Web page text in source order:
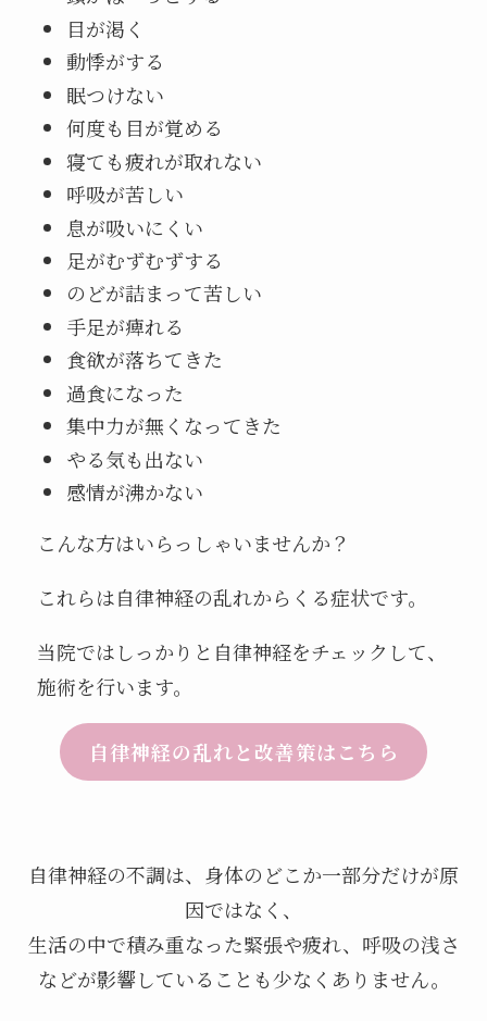
目が渇く
動悸がする
眠つけない
何度も目が覚める
寝ても疲れが取れない
呼吸が苦しい
息が吸いにくい
足がむずむずする
のどが詰まって苦しい
手足が痺れる
食欲が落ちてきた
過食になった
集中力が無くなってきた
やる気も出ない
感情が沸かない
こんな方はいらっしゃいませんか？
これらは自律神経の乱れからくる症状です。
当院ではしっかりと自律神経をチェックして、
施術を行います。
自律神経の乱れと改善策はこちら
自律神経の不調は、身体のどこか一部分だけが原
因ではなく、
生活の中で積み重なった緊張や疲れ、呼吸の浅さ
などが影響していることも少なくありません。